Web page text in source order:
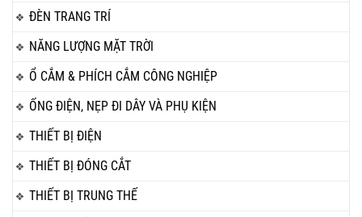
ĐÈN TRANG TRÍ
NĂNG LƯỢNG MẶT TRỜI
Ổ CẮM & PHÍCH CẮM CÔNG NGHIỆP
ỐNG ĐIỆN, NẸP ĐI DÂY VÀ PHỤ KIỆN
THIẾT BỊ ĐIỆN
THIẾT BỊ ĐÓNG CẮT
THIẾT BỊ TRUNG THẾ